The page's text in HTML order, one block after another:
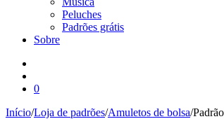
Peluches
Padrões grátis
Sobre
0
Início/Loja de padrões/Amuletos de bolsa/